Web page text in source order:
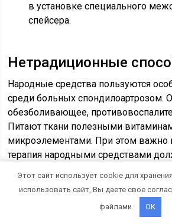
в установке специального
спейсера.
Нетрадиционные
Народные средства пользуются
среди больных спондилоартрозом.
обезболивающее,
Питают ткани полезными
микроэлементами. При этом важно
терапия народными средствами
растений и веществ могут нанести
Широко применяются такие средства:
Этот сайт использует cookie для
использовать сайт, Вы даете свое
файлами.
OK